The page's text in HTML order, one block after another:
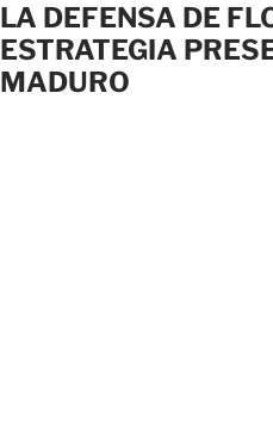
LA DEFENSA DE
ESTRATEGIA
MADURO